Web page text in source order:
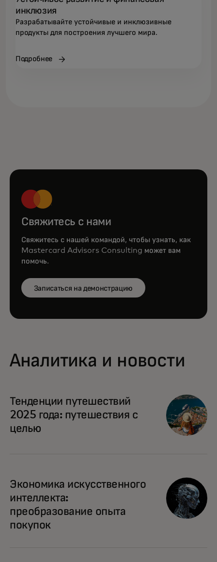
инклюзия
Разрабатывайте устойчивые и инклюзивные
продукты для построения лучшего мира.
Подробнее
Свяжитесь с нами
Свяжитесь с нашей командой, чтобы узнать, как
Mastercard Advisors Consulting может вам
помочь.
Записаться на демонстрацию
Аналитика и новости
Тенденции путешествий
2025 года: путешествия с
целью
opens in a new tab
Экономика искусственного
интеллекта:
преобразование опыта
покупок
opens in a new tab